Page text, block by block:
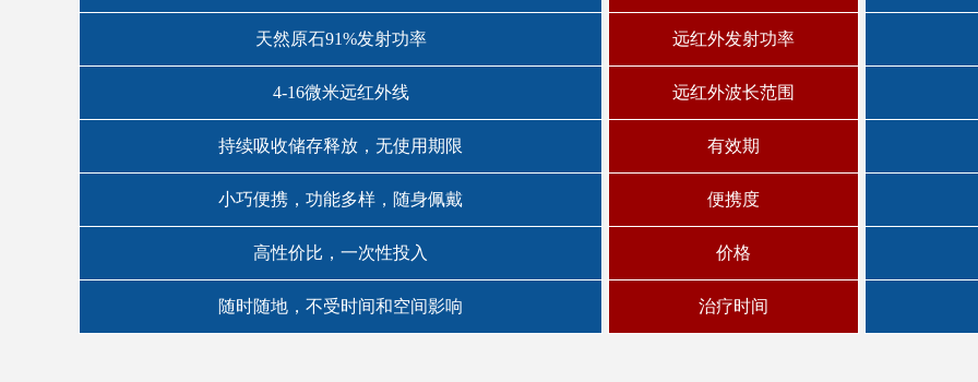
天然原石91%发射功率
4-16微米远红外线
持续吸收储存释放，无使用期限
小巧便携，功能多样，随身佩戴
高性价比，一次性投入
随时随地，不受时间和空间影响
远红外发射功率
远红外波长范围
有效期
便携度
价格
治疗时间